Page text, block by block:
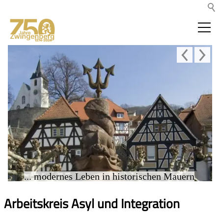
... modernes Leben in historischen Mauern
Arbeitskreis Asyl und Integration